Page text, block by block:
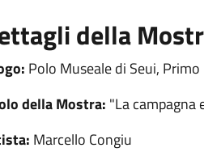
della
Polo Museale di Seui,
della Mostra: "La campagna
Marcello Congiu